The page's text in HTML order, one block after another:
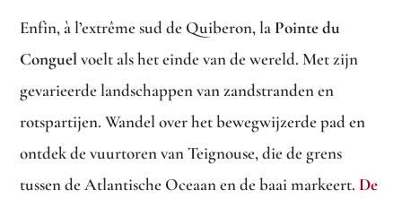
Enfin, à l’extrême sud de Quiberon, la Pointe du
Conguelvoelt als het einde van de wereld. Met zijn
gevarieerde landschappen van zandstranden en
rotspartijen. Wandel over het bewegwijzerde pad en
ontdek de vuurtoren van Teignouse, die de grens
tussen de Atlantische Oceaan en de baai markeert.De